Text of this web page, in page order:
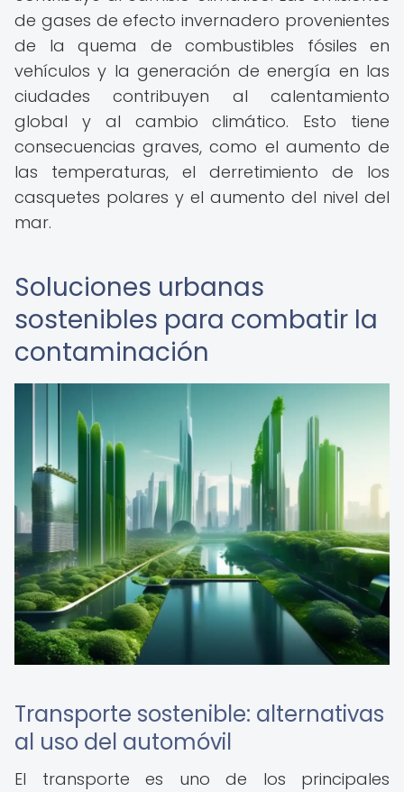
de gases de efecto invernadero provenientes
de la quema de combustibles fósiles en
vehículos y la generación de energía en las
ciudades contribuyen al calentamiento
global y al cambio climático. Esto tiene
consecuencias graves, como el aumento de
las temperaturas, el derretimiento de los
casquetes polares y el aumento del nivel del
mar.
Soluciones urbanas
sostenibles para combatir la
contaminación
Transporte sostenible: alternativas
al uso del automóvil
El transporte es uno de los principales